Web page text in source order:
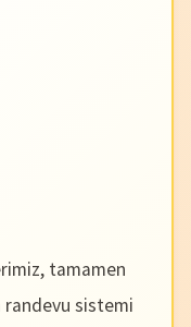
tamamen
randevu sistemi